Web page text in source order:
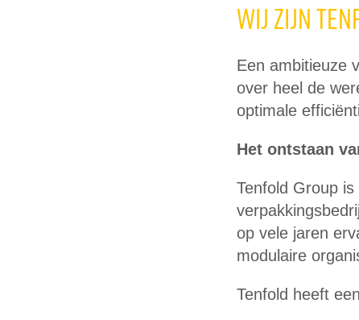
Wij zijn
Een ambitieuze
over heel de
optimale
Het ontstaan
Tenfold Group
op vele jaren
modulaire
Tenfold heeft